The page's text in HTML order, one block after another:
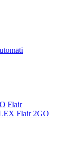
Flair
Flair 2GO